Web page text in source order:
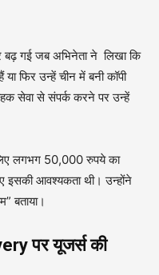
गई जब अभिनेता ने लिखा कि
फिर उन्हें चीन में बनी कॉपी
सेवा से संपर्क करने पर उन्हें
लगभग 50,000 रुपये का
इसकी आवश्यकता थी। उन्होंने
बताया।
पर यूजर्स की